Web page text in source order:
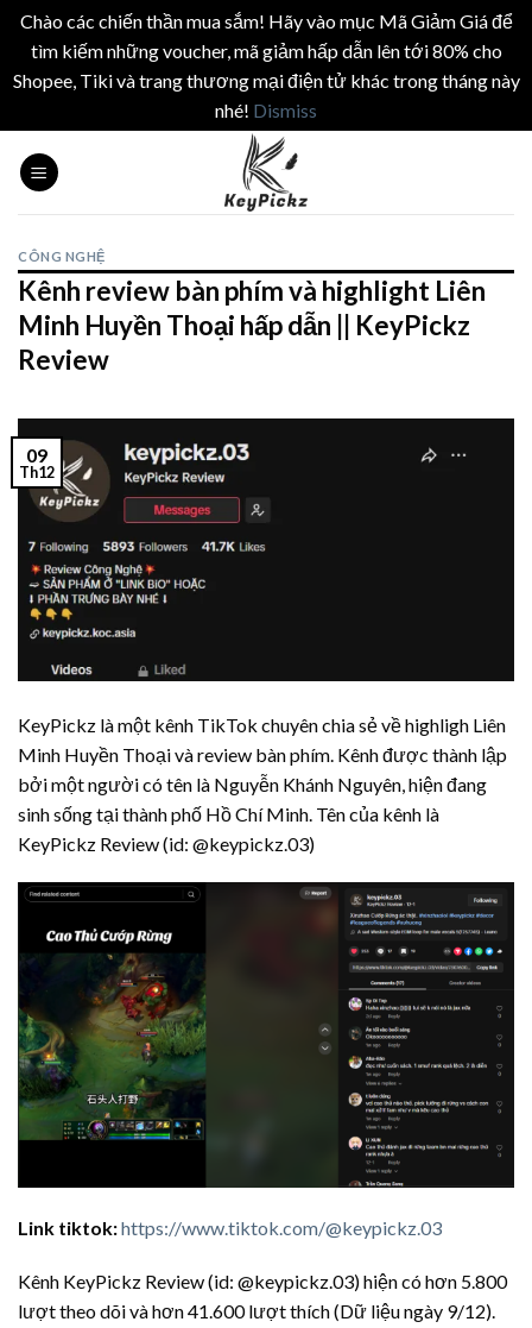
Chào các chiến thần mua sắm! Hãy vào mục Mã Giảm Giá để
tìm kiếm những voucher, mã giảm hấp dẫn lên tới 80% cho
Shopee, Tiki và trang thương mại điện tử khác trong tháng này
nhé! Dismiss
CÔNG NGHỆ
Kênh review bàn phím và highlight Liên
Minh Huyền Thoại hấp dẫn || KeyPickz
Review
09
Th12
KeyPickz là một kênh TikTok chuyên chia sẻ về highligh Liên
Minh Huyền Thoại và review bàn phím. Kênh được thành lập
bởi một người có tên là Nguyễn Khánh Nguyên, hiện đang
sinh sống tại thành phố Hồ Chí Minh. Tên của kênh là
KeyPickz Review (id: @keypickz.03)
Link tiktok:https://www.tiktok.com/@keypickz.03
Kênh KeyPickz Review (id: @keypickz.03) hiện có hơn 5.800
lượt theo dõi và hơn 41.600 lượt thích (Dữ liệu ngày 9/12).